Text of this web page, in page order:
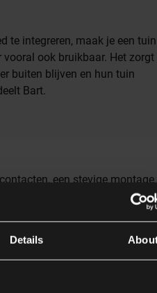
Details
te integreren, maak je een tuin
vooral ook bruikbaar. Het zorgt
buiten blijven en hun tuin
Bart.
een stevige montage
door te lussen naar meerdere
tuinpaal essential veel
tuinen, maar ook voor
uitgebouwd.